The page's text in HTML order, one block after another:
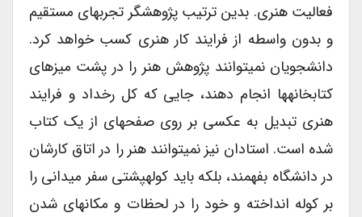
فعالیت هنری. بدین ترتیب پژوهشگر تجربه­ای مستقیم
و بدون واسطه از فرایند کار هنری کسب خواهد کرد.
دانشجویان نمی­توانند پژوهش هنر را در پشت میزهای
کتابخانه­ها انجام دهند، جایی که کل رخداد و فرایند
هنری تبدیل به عکسی بر روی صفحه­ای از یک کتاب
شده است. استادان نیز نمی­توانند هنر را در اتاق کارشان
در دانشگاه بفهمند، بلکه باید کوله­پشتی سفر میدانی را
بر کوله انداخته و خود را در لحظات و مکان­های شدن